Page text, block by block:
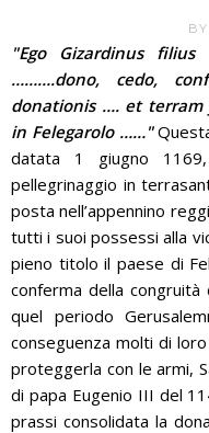
BY
"Ego Gizardinus filius
……….dono, cedo,
donationis …. et terram
in Felegarolo ……"
datata 1 giugno
pellegrinaggio in
posta nell’appennino
tutti i suoi possessi alla
pieno titolo il paese di
conferma della
quel periodo
conseguenza molti di
proteggerla con le armi,
di papa Eugenio III del
prassi consolidata la